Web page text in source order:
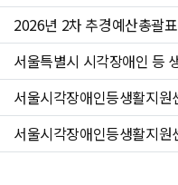
2026년 2차 추경예산총괄표